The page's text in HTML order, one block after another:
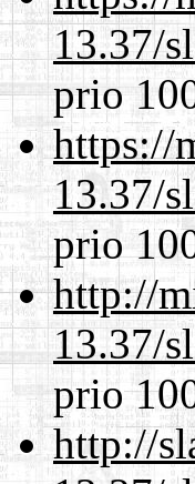
13.37/
prio
https://
13.37/
prio
http://
13.37/
prio
http://